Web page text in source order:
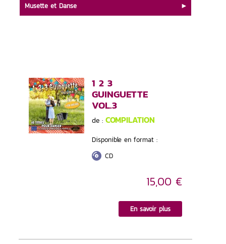
1 2 3
GUINGUETTE
VOL.3
de : COMPILATION
Disponible en format :
CD
15,00 €
En savoir plus
Musette et Danse